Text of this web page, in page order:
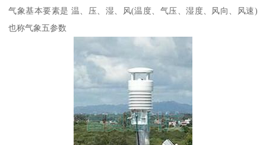
气象基本要素是 温、压、湿、风(温度、气压、湿度、风向、风速)
也称气象五参数